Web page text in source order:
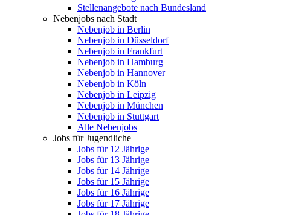
Stellenangebote nach Bundesland
Nebenjobs nach Stadt
Nebenjob in Berlin
Nebenjob in Düsseldorf
Nebenjob in Frankfurt
Nebenjob in Hamburg
Nebenjob in Hannover
Nebenjob in Köln
Nebenjob in Leipzig
Nebenjob in München
Nebenjob in Stuttgart
Alle Nebenjobs
Jobs für Jugendliche
Jobs für 12 Jährige
Jobs für 13 Jährige
Jobs für 14 Jährige
Jobs für 15 Jährige
Jobs für 16 Jährige
Jobs für 17 Jährige